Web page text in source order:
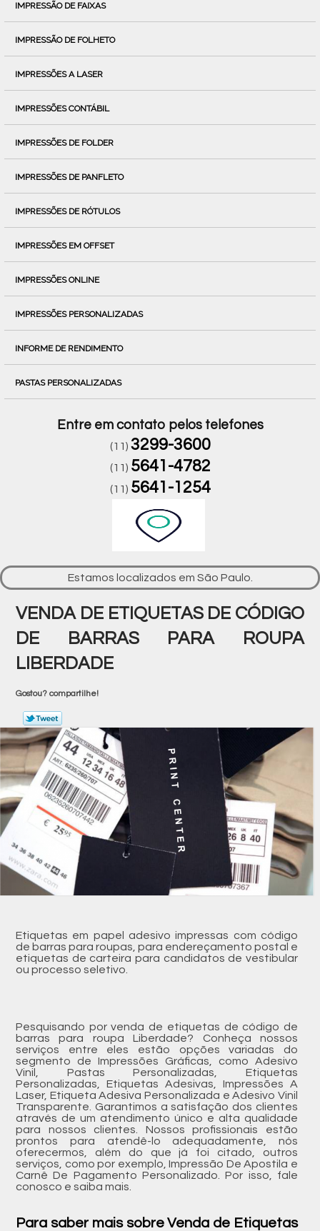
IMPRESSÃO DE FAIXAS
IMPRESSÃO DE FOLHETO
IMPRESSÕES A LASER
IMPRESSÕES CONTÁBIL
IMPRESSÕES DE FOLDER
IMPRESSÕES DE PANFLETO
IMPRESSÕES DE RÓTULOS
IMPRESSÕES EM OFFSET
IMPRESSÕES ONLINE
IMPRESSÕES PERSONALIZADAS
INFORME DE RENDIMENTO
PASTAS PERSONALIZADAS
Entre em contato pelos telefones
(11) 3299-3600
(11) 5641-4782
(11) 5641-1254
Estamos localizados em São Paulo.
VENDA DE ETIQUETAS DE CÓDIGO
DE BARRAS PARA ROUPA
LIBERDADE
Gostou? compartilhe!
Etiquetas em papel adesivo impressas com código
de barras para roupas, para endereçamento postal e
etiquetas de carteira para candidatos de vestibular
ou processo seletivo.
Pesquisando por venda de etiquetas de código de
barras para roupa Liberdade? Conheça nossos
serviços entre eles estão opções variadas do
segmento de Impressões Gráficas, como Adesivo
Vinil, Pastas Personalizadas, Etiquetas
Personalizadas, Etiquetas Adesivas, Impressões A
Laser, Etiqueta Adesiva Personalizada e Adesivo Vinil
Transparente. Garantimos a satisfação dos clientes
através de um atendimento único e alta qualidade
para nossos clientes. Nossos profissionais estão
prontos para atendê-lo adequadamente, nós
oferecermos, além do que já foi citado, outros
serviços, como por exemplo, Impressão De Apostila e
Carnê De Pagamento Personalizado. Por isso, fale
conosco e saiba mais.
Para saber mais sobre Venda de Etiquetas